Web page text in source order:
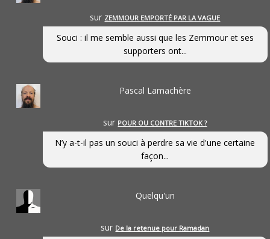
sur ZEMMOUR EMPORTÉ PAR LA VAGUE
Souci : il me semble aussi que les Zemmour et ses
supporters ont...
Pascal Lamachère
sur POUR OU CONTRE TIKTOK ?
N’y a-t-il pas un souci à perdre sa vie d'une certaine
façon...
Quelqu'un
sur De la retenue pour Ramadan